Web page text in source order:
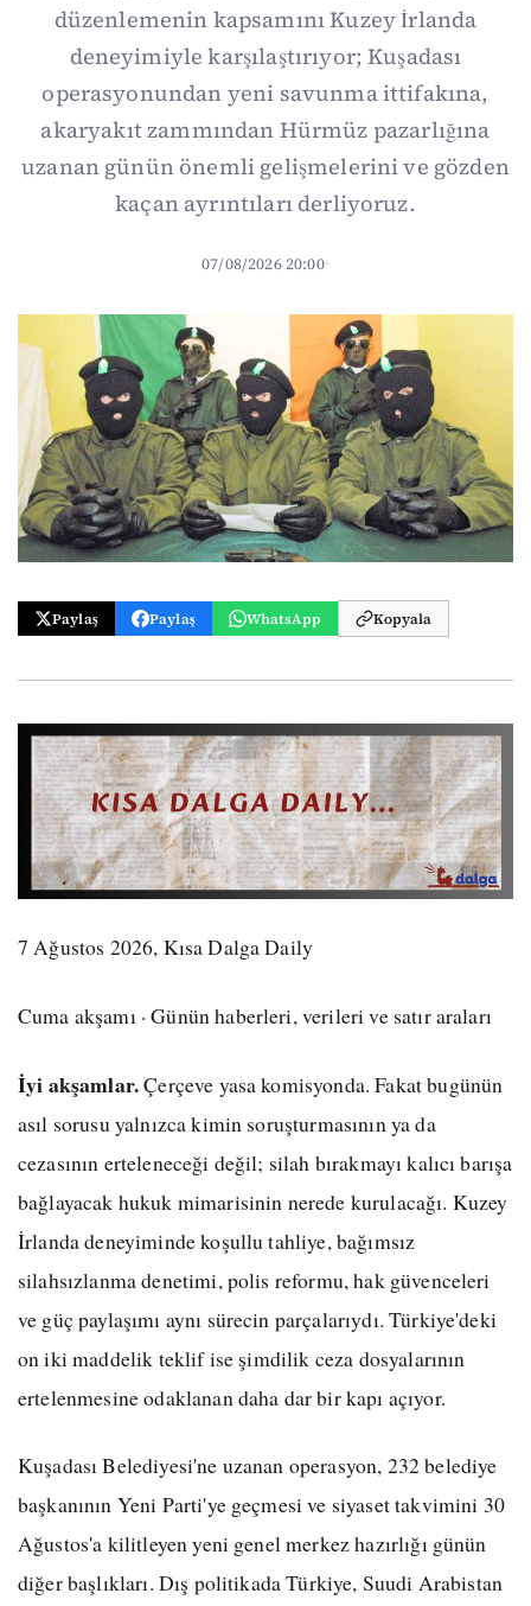
düzenlemenin kapsamını Kuzey İrlanda
deneyimiyle karşılaştırıyor; Kuşadası
operasyonundan yeni savunma ittifakına,
akaryakıt zammından Hürmüz pazarlığına
uzanan günün önemli gelişmelerini ve gözden
kaçan ayrıntıları derliyoruz.
07/08/2026 20:00·
Paylaş Paylaş WhatsApp Kopyala
7 Ağustos 2026, Kısa Dalga Daily
Cuma akşamı · Günün haberleri, verileri ve satır araları
İyi akşamlar.Çerçeve yasa komisyonda. Fakat bugünün
asıl sorusu yalnızca kimin soruşturmasının ya da
cezasının erteleneceği değil; silah bırakmayı kalıcı barışa
bağlayacak hukuk mimarisinin nerede kurulacağı. Kuzey
İrlanda deneyiminde koşullu tahliye, bağımsız
silahsızlanma denetimi, polis reformu, hak güvenceleri
ve güç paylaşımı aynı sürecin parçalarıydı. Türkiye'deki
on iki maddelik teklif ise şimdilik ceza dosyalarının
ertelenmesine odaklanan daha dar bir kapı açıyor.
Kuşadası Belediyesi'ne uzanan operasyon, 232 belediye
başkanının Yeni Parti'ye geçmesi ve siyaset takvimini 30
Ağustos'a kilitleyen yeni genel merkez hazırlığı günün
diğer başlıkları. Dış politikada Türkiye, Suudi Arabistan